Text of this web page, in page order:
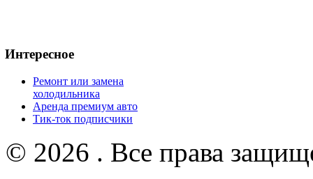
Интересное
Ремонт или замена
холодильника
Аренда премиум авто
Тик-ток подписчики
© 2026 . Все права